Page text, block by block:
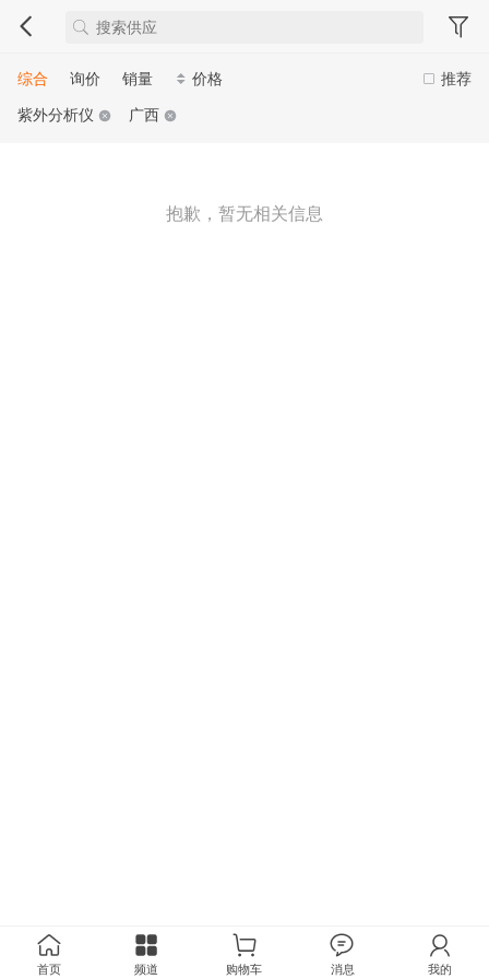
推荐
综合 询价 销量
价格
紫外分析仪
广西
抱歉，暂无相关信息
首页 频道 购物车 消息 我的